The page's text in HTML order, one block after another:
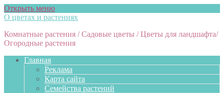
Открыть меню
О цветах и растениях
Комнатные растения / Садовые цветы / Цветы для ландшафта/
Огородные растения
Главная
Реклама
Карта сайта
Семейства растений